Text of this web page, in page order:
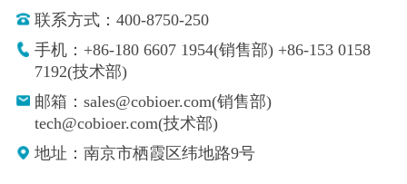
联系方式：400-8750-250
手机：+86-180 6607 1954(销售部) +86-153 0158
7192(技术部)
邮箱：sales@cobioer.com(销售部)
tech@cobioer.com(技术部)
地址：南京市栖霞区纬地路9号